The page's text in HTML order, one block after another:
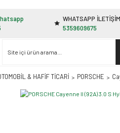
WHATSAPP İLETİŞİM
5359609675
& HAFİF TİCARİ PORSCHE